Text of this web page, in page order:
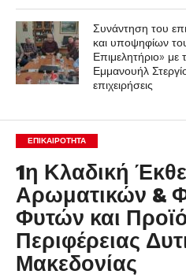
Συνάντηση του
και υποψηφίων
Επιμελητήριο»
Εμμανουήλ
επιχειρήσεις
ΕΠΙΚΑΙΡΟΤΗΤΑ
1η Κλαδική
Αρωματικών &
Φυτών και
Περιφέρειας
Μακεδονίας